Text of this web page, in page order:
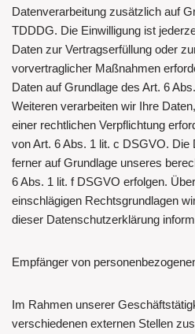
Datenverarbeitung zusätzlich auf
TDDDG. Die Einwilligung ist
Daten zur Vertragserfüllung oder
vorvertraglicher Maßnahmen
Daten auf Grundlage des Art. 6
Weiteren verarbeiten wir Ihre
einer rechtlichen Verpflichtung
von Art. 6 Abs. 1 lit. c DSGVO. Die
ferner auf Grundlage unseres
6 Abs. 1 lit. f DSGVO erfolgen.
einschlägigen Rechtsgrundlagen
dieser Datenschutzerklärung
Empfänger von
Im Rahmen unserer
verschiedenen externen Stellen